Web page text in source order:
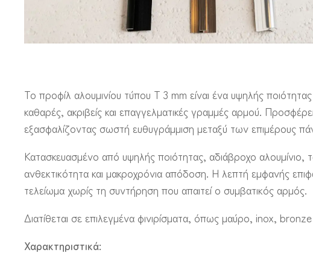
Το προφίλ αλουμινίου τύπου Τ 3 mm είναι ένα υψηλής
καθαρές, ακριβείς και επαγγελματικές γραμμές αρμού.
εξασφαλίζοντας σωστή ευθυγράμμιση μεταξύ των επιμέρους
Κατασκευασμένο από υψηλής ποιότητας, αδιάβροχο αλουμίνιο,
ανθεκτικότητα και μακροχρόνια απόδοση. Η λεπτή εμφανής
τελείωμα χωρίς τη συντήρηση που απαιτεί ο συμβατικός αρμός.
Διατίθεται σε επιλεγμένα φινιρίσματα, όπως μαύρο, inox,
Χαρακτηριστικά: